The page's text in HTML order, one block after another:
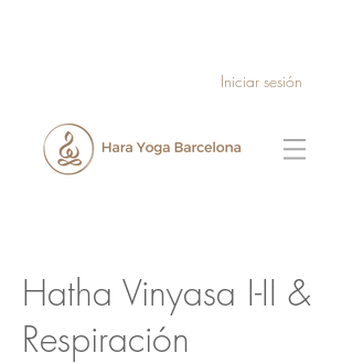
Iniciar sesión
Hatha Vinyasa I-II &
Respiración